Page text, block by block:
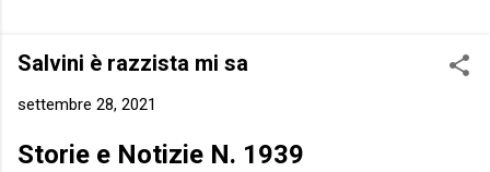
Salvini è razzista mi sa
settembre 28, 2021
Storie e Notizie N. 1939